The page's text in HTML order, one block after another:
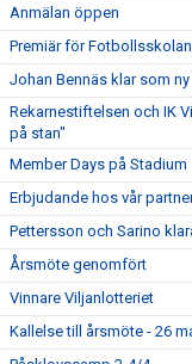
Anmälan öppen
Premiär för
Johan Bennäs klar som
Rekarnestiftelsen och IK
på stan"
Member Days på Stadium
Erbjudande hos vår
Pettersson och Sarino
Årsmöte genomfört
Vinnare Viljanlotteriet
Kallelse till årsmöte - 26